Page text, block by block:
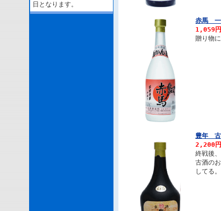
日となります。
赤馬
1,059
贈り物
豊年
2,200
終戦後
古酒の
してる。